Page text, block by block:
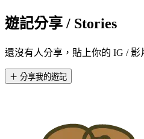
遊記分享 / Stories
還沒有人分享，貼上你的 IG / 影
＋ 分享我的遊記